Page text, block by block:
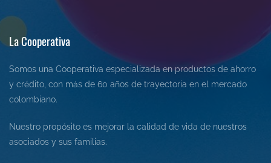
La Cooperativa
Somos una Cooperativa especializada en productos de ahorro
y crédito, con más de 60 años de trayectoria en el mercado
colombiano.
Nuestro propósito es mejorar la calidad de vida de nuestros
asociados y sus familias.